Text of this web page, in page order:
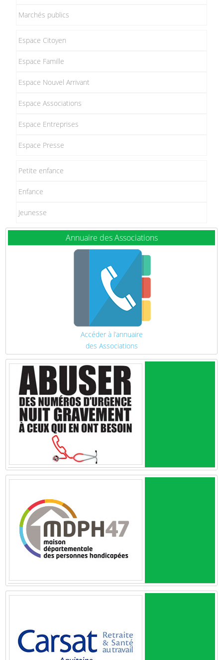
Marchés publics
Espace Citoyen
Espace Famille
Espace Nouvel Arrivant
Espace Associations
Espace Entreprises
Espace Presse
Petite enfance
Enfance
Jeunesse
Annuaire des Associations
Accéder à l’annuaire
des Associations